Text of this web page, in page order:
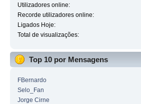
Utilizadores online:
Recorde utilizadores online:
Ligados Hoje:
Total de visualizações:
Top 10 por Mensagens
FBernardo
Selo_Fan
Jorge Cirne